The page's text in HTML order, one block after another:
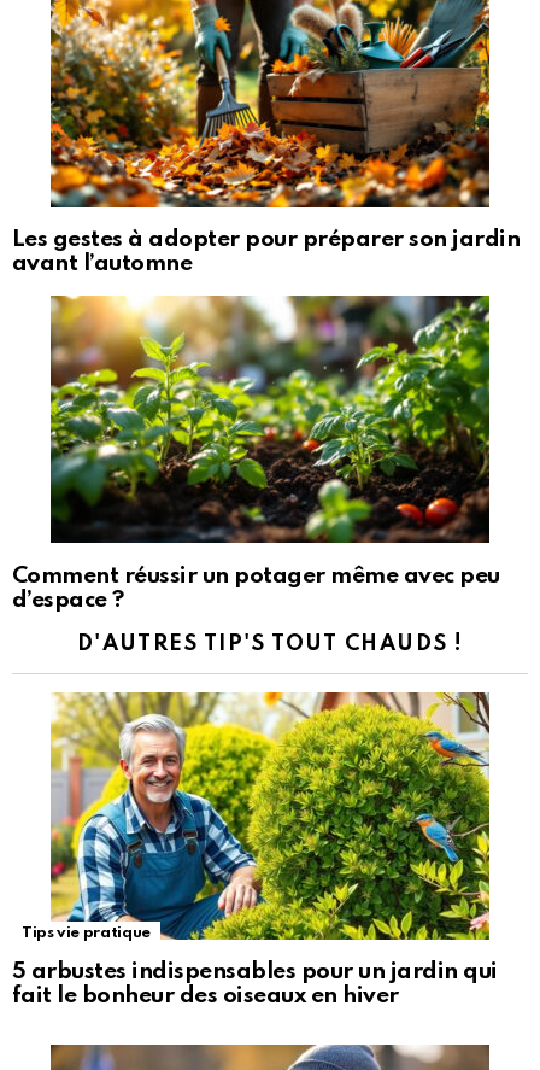
Les gestes à adopter pour préparer son jardin
avant l’automne
Comment réussir un potager même avec peu
d’espace ?
D'AUTRES TIP'S TOUT CHAUDS !
Tips vie pratique
5 arbustes indispensables pour un jardin qui
fait le bonheur des oiseaux en hiver